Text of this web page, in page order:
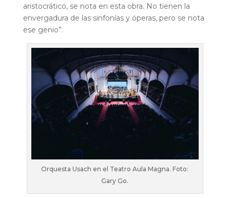
aristocrático, se nota en esta obra. No tienen la
envergadura de las sinfonías y óperas, pero se nota
ese genio”.
Orquesta Usach en el Teatro Aula Magna. Foto:
Gary Go.